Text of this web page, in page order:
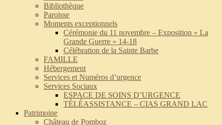
Bibliothèque
Paroisse
Moments exceptionnels
Cérémonie du 11 novembre – Exposition « La
Grande Guerre » 14-18
Célébration de la Sainte Barbe
FAMILLE
Hébergement
Services et Numéros d’urgence
Services Sociaux
ESPACE DE SOINS D’URGENCE
TÉLÉASSISTANCE – CIAS GRAND LAC
Patrimoine
Château de Pomboz